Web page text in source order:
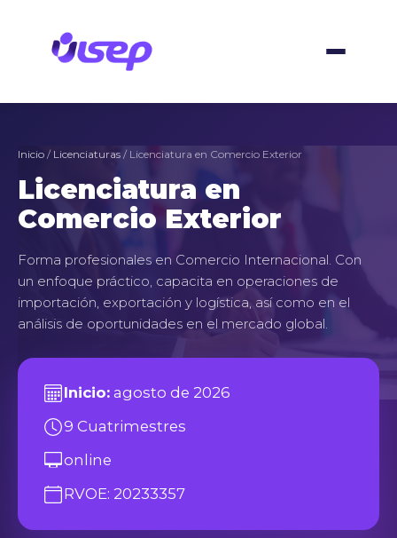
Inicio / Licenciaturas / Licenciatura en Comercio Exterior
Licenciatura en
Comercio Exterior
Forma profesionales en Comercio Internacional. Con
un enfoque práctico, capacita en operaciones de
importación, exportación y logística, así como en el
análisis de oportunidades en el mercado global.
Inicio: agosto de 2026
9 Cuatrimestres
online
RVOE: 20233357